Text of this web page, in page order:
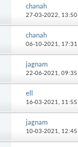
chanah
27-03-2022, 13:50
chanah
06-10-2021, 17:31
jagnam
22-06-2021, 09:35
ell
16-03-2021, 11:55
jagnam
10-03-2021, 12:45